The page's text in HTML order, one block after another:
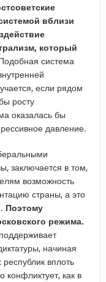
вблизи
который
система
если рядом
росту
оказалась бы
давление.
заключается в том,
возможность
страны, а это
Поэтому
режима.
начиная
вплоть
как в